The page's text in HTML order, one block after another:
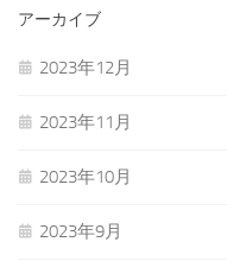
アーカイブ
2023年12月
2023年11月
2023年10月
2023年9月